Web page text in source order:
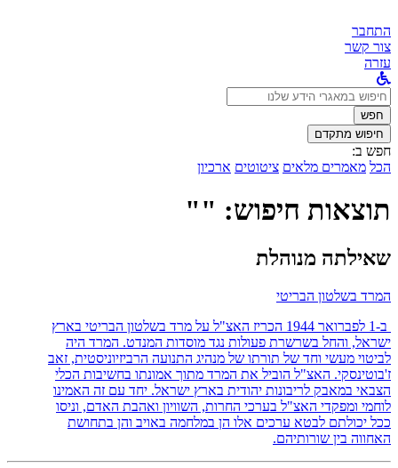
התחבר
צור קשר
עזרה
לחפש
ב:חפש
חיפוש מתקדם
חפש ב:
הכל מאמרים מלאים ציטוטים ארכיון
תוצאות חיפוש: ""
שאילתה מנוהלת
המרד בשלטון הבריטי
ב-1 לפברואר 1944 הכריז האצ"ל על מרד בשלטון הבריטי בארץ
ישראל, והחל בשרשרת פעולות נגד מוסדות המנדט. המרד היה
לביטוי מעשי וחד של תורתו של מנהיג התנועה הרביזיוניסטית, זאב
ז'בוטינסקי. האצ"ל הוביל את המרד מתוך אמונתו בחשיבות הכלי
הצבאי במאבק לריבונות יהודית בארץ ישראל. יחד עם זה האמינו
לוחמי ומפקדי האצ"ל בערכי החרות, השוויון ואהבת האדם, וניסו
ככל יכולתם לבטא ערכים אלו הן במלחמה באויב והן בתחושת
האחווה בין שורותיהם.